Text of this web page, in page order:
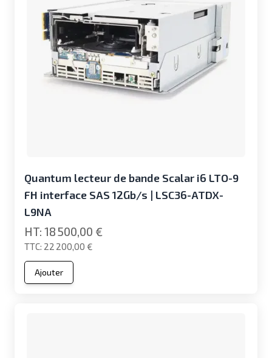
Quantum lecteur de bande Scalar i6 LTO-9
FH interface SAS 12Gb/s | LSC36-ATDX-
L9NA
22 200,00 €
18 500,00 €
Ajouter